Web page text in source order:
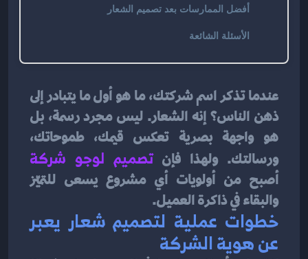
أفضل الممارسات بعد تصميم الشعار
الأسئلة الشائعة
ورسالتك. ولهذا فإن تصميم لوجو شركة
أصبح من أولويات أي مشروع يسعى للتميّز
والبقاء في ذاكرة العميل.
خطوات عملية لتصميم شعار يعبر
عن هوية الشركة